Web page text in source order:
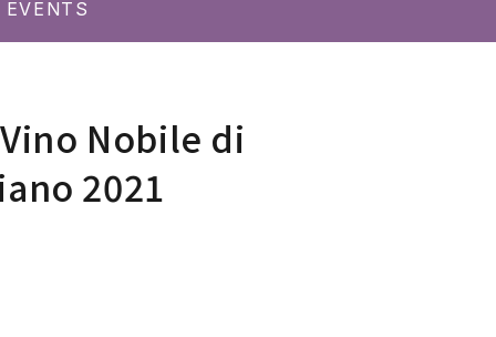
EVENTS
Nobile di
2021